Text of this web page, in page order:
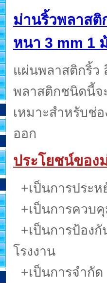
ม่านริ้วพลาสติ
หนา 3 mm 1
แผ่นพลาสติกริ้ว
พลาสติกชนิดนี้จ
เหมาะสำหรับช่
ออก
ประโยชน์ของ
+เป็นการประ
+เป็นการควบ
+เป็นการป้อง
โรงงาน
+เป็นการจำกั